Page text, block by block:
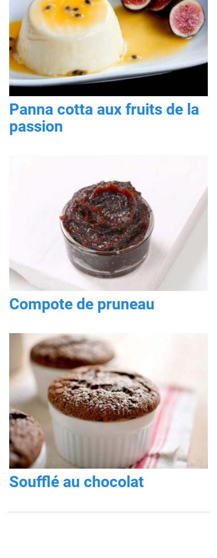
Panna cotta aux fruits de la
passion
Compote de pruneau
Soufflé au chocolat